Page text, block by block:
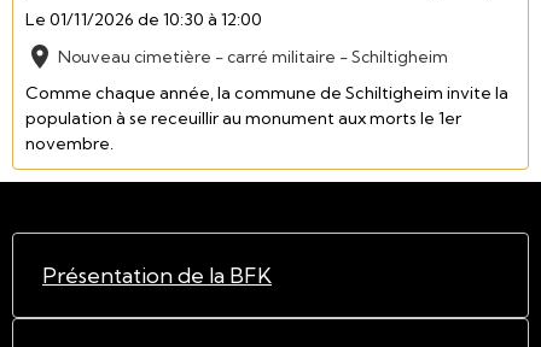
Le 01/11/2026 de 10:30 à 12:00
Nouveau cimetière - carré militaire - Schiltigheim
Comme chaque année, la commune de Schiltigheim invite la
population à se receuillir au monument aux morts le 1er
novembre.
Présentation de la BFK